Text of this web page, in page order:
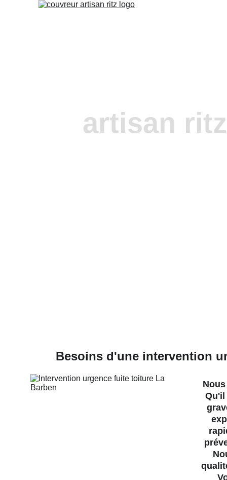
artisan
Besoins d'une intervention
Qu'il